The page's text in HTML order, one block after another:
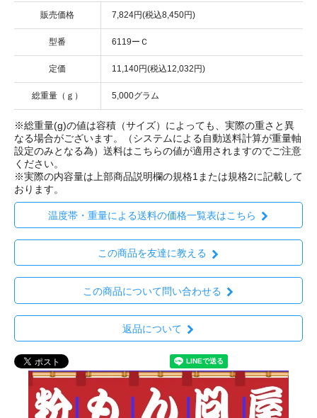
販売価格 7,824円(税込8,450円)
型番 6119ーＣ
定価 11,140円(税込12,032円)
総重量（ｇ） 5,000グラム
※総重量(g)の値は容積（サイズ）によっても、実際の重さと異
なる場合がございます。（システムによる自動送料計算が重量軸
設定のみとなる為）送料はこちらの値が適用されますのでご注意
ください。
※実際の内容量は上部商品説明欄の規格1または規格2に記載して
おります。
温度帯・重量による送料の価格一覧表はこちら
この商品を友達に教える
この商品について問い合わせる
返品について